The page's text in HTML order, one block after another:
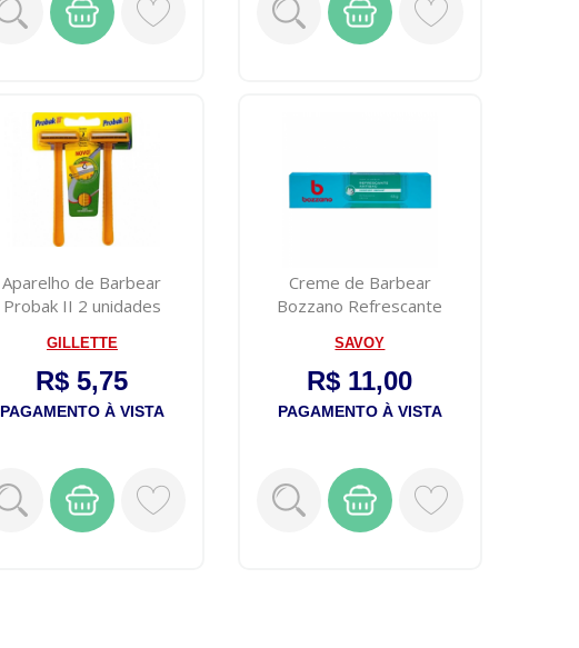
Aparelho de Barbear
Probak II 2 unidades
GILLETTE
R$ 5,75
PAGAMENTO À VISTA
Creme de Barbear
Bozzano Refrescante
SAVOY
R$ 11,00
PAGAMENTO À VISTA